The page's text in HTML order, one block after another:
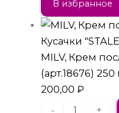
В избранное
Кусачки
MILV, Крем
(арт.18676) 250
200,00₽
-
+